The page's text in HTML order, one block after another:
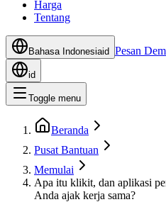
Harga
Tentang
Bahasa Indonesiaid Pesan
id
Toggle menu
Beranda
Pusat Bantuan
Memulai
Apa itu klikit, dan aplikasi
Anda ajak kerja sama?